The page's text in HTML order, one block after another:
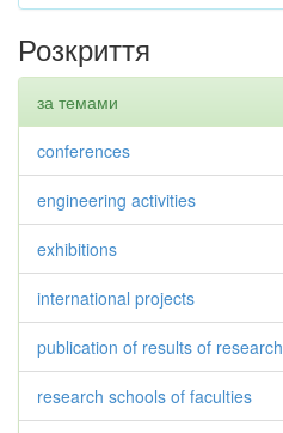
Розкриття
за темами
conferences
engineering activities
exhibitions
international projects
publication of results of research
research schools of faculties